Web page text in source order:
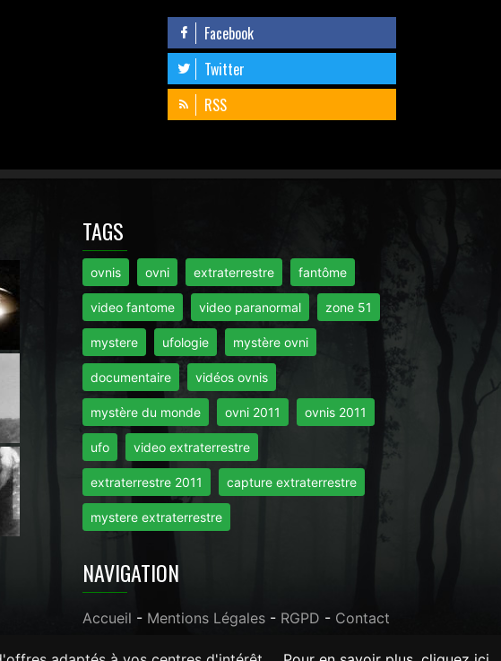
Facebook
Twitter
RSS
TAGS
ovnis ovni extraterrestre fantôme
video fantome video paranormal zone 51
mystere ufologie mystère ovni
documentaire vidéos ovnis
mystère du monde ovni 2011 ovnis 2011
ufo video extraterrestre
extraterrestre 2011 capture extraterrestre
mystere extraterrestre
NAVIGATION
Accueil - Mentions Légales - RGPD - Contact